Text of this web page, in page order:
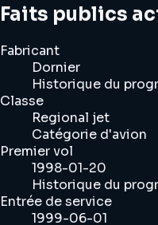
Faits publics
Fabricant
Dornier
Historique du
Classe
Regional jet
Catégorie d'avion
Premier vol
1998-01-20
Historique du
Entrée de service
1999-06-01